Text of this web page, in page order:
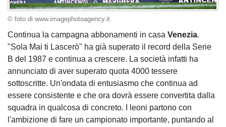
© foto di www.imagephotoagency.it
Continua la campagna abbonamenti in casa Venezia.
"Sola Mai ti Lascerò" ha già superato il record della Serie
B del 1987 e continua a crescere. La società infatti ha
annunciato di aver superato quota 4000 tessere
sottoscritte. Un'ondata di entusiasmo che continua ad
essere consistente e che ora dovrà essere convertita dalla
squadra in qualcosa di concreto. I leoni partono con
l'ambizione di fare un campionato importante, puntando al